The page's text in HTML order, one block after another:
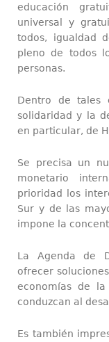
educación
universal y
todos, igualdad
pleno de todos
personas.
Dentro de tales
solidaridad y la
en particular, de
Se precisa un
monetario
prioridad los
Sur y de las
impone la
La Agenda de
ofrecer
economías de
conduzcan al
Es también